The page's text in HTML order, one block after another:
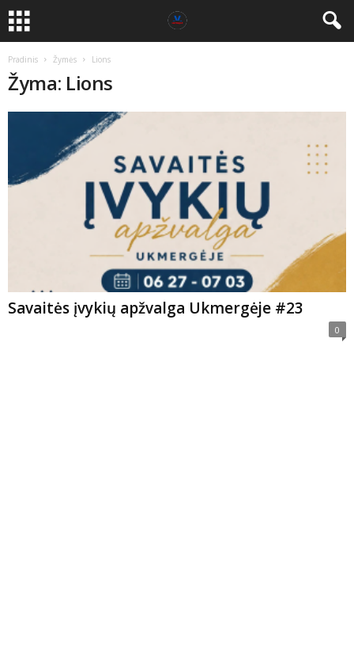
Pradinis Žymės Lions
Žyma: Lions
Savaitės įvykių apžvalga Ukmergėje #23
0